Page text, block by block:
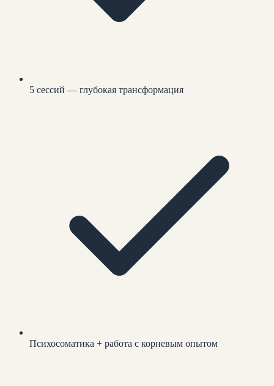
5 сессий — глубокая трансформация
Психосоматика + работа с корневым опытом